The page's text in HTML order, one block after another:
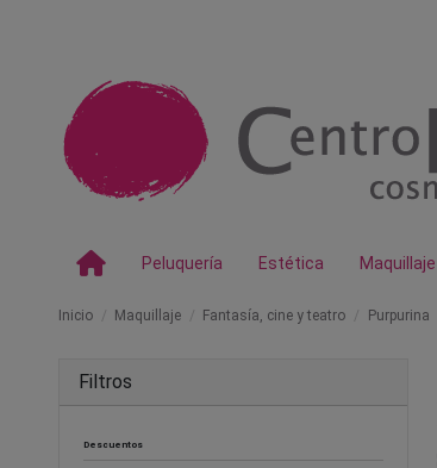
Peluquería Estética Maquillaje
Inicio Maquillaje Fantasía, cine y teatro Purpurina
Filtros
Descuentos